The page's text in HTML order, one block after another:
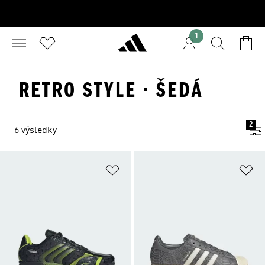
1
RETRO STYLE · ŠEDÁ
6 výsledky
2